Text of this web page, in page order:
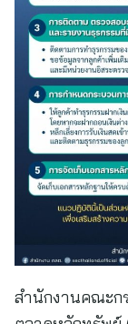
สำนักงานคณะก